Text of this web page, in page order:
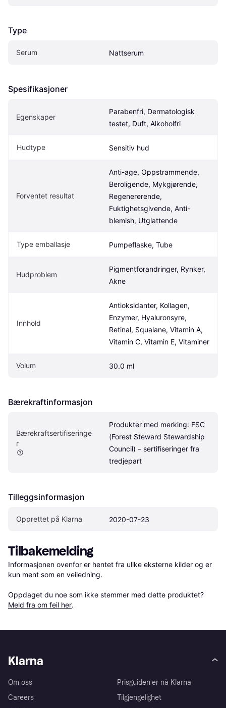
Type
Serum Nattserum
Spesifikasjoner
Egenskaper
Parabenfri, Dermatologisk
testet, Duft, Alkoholfri
Hudtype Sensitiv hud
Forventet resultat
Anti-age, Oppstrammende,
Beroligende, Mykgjørende,
Regenererende,
Fuktighetsgivende, Anti-
blemish, Utglattende
Type emballasje Pumpeflaske, Tube
Hudproblem
Pigmentforandringer, Rynker,
Akne
Innhold
Antioksidanter, Kollagen,
Enzymer, Hyaluronsyre,
Retinal, Squalane, Vitamin A,
Vitamin C, Vitamin E, Vitaminer
Volum 30.0 ml
Bærekraftinformasjon
Bærekraftsertifiseringe
r
Produkter med merking: FSC
(Forest Steward Stewardship
Council) – sertifiseringer fra
tredjepart
Tilleggsinformasjon
Opprettet på Klarna 2020-07-23
Tilbakemelding
Informasjonen ovenfor er hentet fra ulike eksterne kilder og er
kun ment som en veiledning.
Oppdaget du noe som ikke stemmer med dette produktet?
Meld fra om feil her.
Klarna
Om oss
Careers
Prisguiden er nå Klarna
Tilgjengelighet